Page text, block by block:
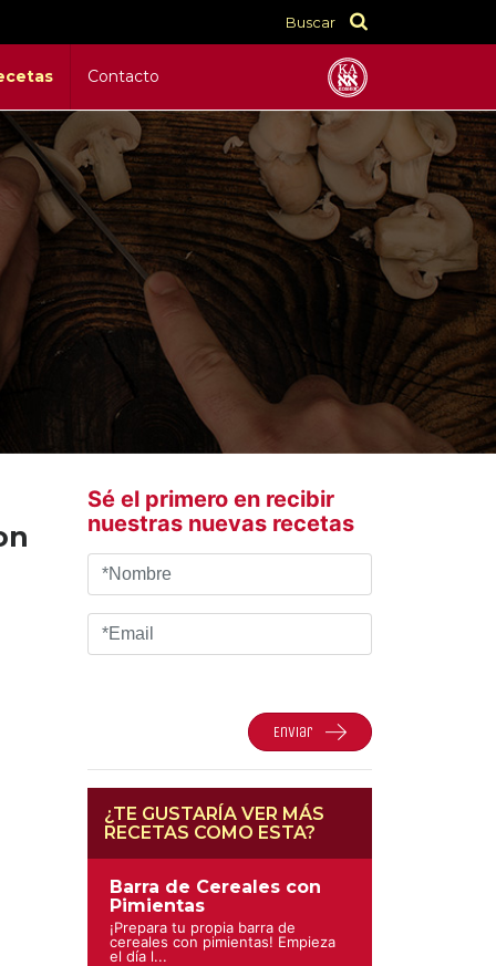
Buscar
Contacto
Sé el primero en recibir
nuestras nuevas recetas
Enviar
¿TE GUSTARÍA VER MÁS
RECETAS COMO ESTA?
Barra de Cereales con
Pimientas
¡Prepara tu propia barra de
cereales con pimientas! Empieza
el día l...